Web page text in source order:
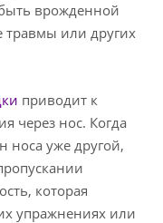
врожденной
травмы или других
приводит к
через нос. Когда
носа уже другой,
которая
упражнениях или